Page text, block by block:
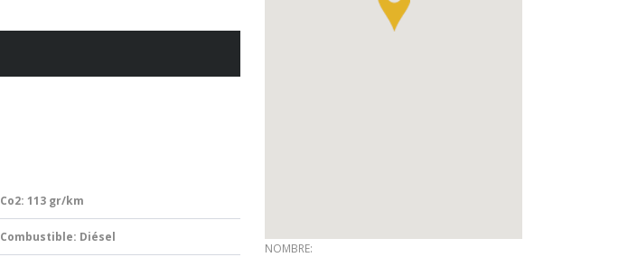
Co2: 113 gr/km
Combustible: Diésel
NOMBRE: